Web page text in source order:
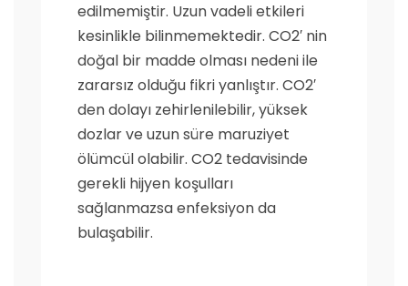
edilmemiştir. Uzun vadeli etkileri
kesinlikle bilinmemektedir. CO2′ nin
doğal bir madde olması nedeni ile
zararsız olduğu fikri yanlıştır. CO2′
den dolayı zehirlenilebilir, yüksek
dozlar ve uzun süre maruziyet
ölümcül olabilir. CO2 tedavisinde
gerekli hijyen koşulları
sağlanmazsa enfeksiyon da
bulaşabilir.